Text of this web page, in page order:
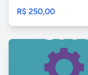
R$ 250,00